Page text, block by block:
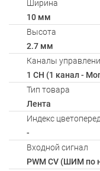
Ширина
10 мм
Высота
2.7 мм
Каналы
1 CH (1 канал -
Тип товара
Лента
Индекс
-
Входной сигнал
PWM СV (ШИМ по